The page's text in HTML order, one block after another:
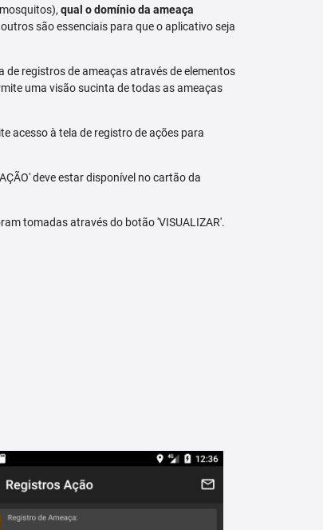
qual o domínio da ameaça
são essenciais para que o aplicativo seja
registros de ameaças através de elementos
uma visão sucinta de todas as ameaças
acesso à tela de registro de ações para
deve estar disponível no cartão da
tomadas através do botão 'VISUALIZAR'.